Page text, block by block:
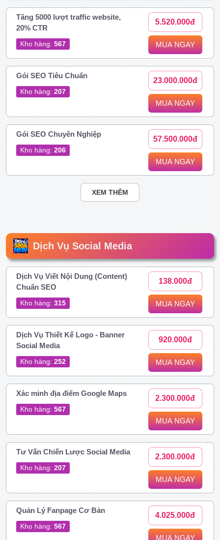
Tăng 5000 lượt traffic website,
20% CTR
Kho hàng: 567
5.520.000đ
MUA NGAY
Gói SEO Tiêu Chuẩn
Kho hàng: 207
23.000.000đ
MUA NGAY
Gói SEO Chuyên Nghiệp
Kho hàng: 206
57.500.000đ
MUA NGAY
XEM THÊM
Dịch Vụ Social Media
Dịch Vụ Viết Nội Dung (Content)
Chuẩn SEO
Kho hàng: 315
138.000đ
MUA NGAY
Dịch Vụ Thiết Kế Logo - Banner
Social Media
Kho hàng: 252
920.000đ
MUA NGAY
Xác minh địa điểm Google Maps
Kho hàng: 567
2.300.000đ
MUA NGAY
Tư Vấn Chiến Lược Social Media
Kho hàng: 207
2.300.000đ
MUA NGAY
Quản Lý Fanpage Cơ Bản
Kho hàng: 567
4.025.000đ
MUA NGAY